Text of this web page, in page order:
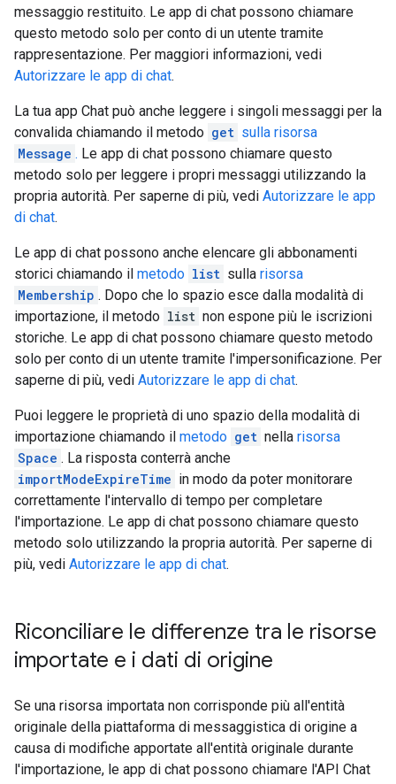
messaggio restituito. Le app di chat possono chiamare
questo metodo solo per conto di un utente tramite
rappresentazione. Per maggiori informazioni, vedi
Autorizzare le app di chat.
La tua app Chat può anche leggere i singoli messaggi per la
convalida chiamando il metodo get sulla risorsa
Message . Le app di chat possono chiamare questo
metodo solo per leggere i propri messaggi utilizzando la
propria autorità. Per saperne di più, vedi Autorizzare le app
di chat.
Le app di chat possono anche elencare gli abbonamenti
storici chiamando il metodo list sulla risorsa
Membership . Dopo che lo spazio esce dalla modalità di
importazione, il metodo list non espone più le iscrizioni
storiche. Le app di chat possono chiamare questo metodo
solo per conto di un utente tramite l'impersonificazione. Per
saperne di più, vedi Autorizzare le app di chat.
Puoi leggere le proprietà di uno spazio della modalità di
importazione chiamando il metodo get nella risorsa
Space . La risposta conterrà anche
importModeExpireTime in modo da poter monitorare
correttamente l'intervallo di tempo per completare
l'importazione. Le app di chat possono chiamare questo
metodo solo utilizzando la propria autorità. Per saperne di
più, vedi Autorizzare le app di chat.
Riconciliare le differenze tra le risorse
importate e i dati di origine
Se una risorsa importata non corrisponde più all'entità
originale della piattaforma di messaggistica di origine a
causa di modifiche apportate all'entità originale durante
l'importazione, le app di chat possono chiamare l'API Chat